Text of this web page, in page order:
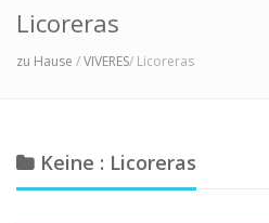
Licoreras
zu Hause /VIVERES/ Licoreras
Keine : Licoreras